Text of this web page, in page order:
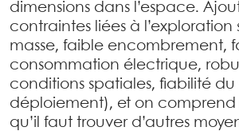
dimensions dans l’espace.
contraintes liées à
masse, faible encombrement,
consommation électrique,
conditions spatiales, fiabilité du
déploiement), et on
qu’il faut trouver d’autres